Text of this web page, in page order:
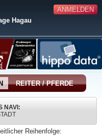
ANMELDEN
Hagau
REITER / PFERDE
NAVI:
Reihenfolge: